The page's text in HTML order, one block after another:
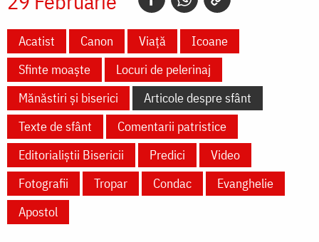
Acatist Canon Viață
Icoane
Sfinte moaște
Locuri de pelerinaj
Mănăstiri și biserici
Articole despre sfânt
Texte de sfânt
Comentarii patristice
Editorialiștii Bisericii
Predici
Video
Fotografii
Tropar Condac
Evanghelie
Apostol